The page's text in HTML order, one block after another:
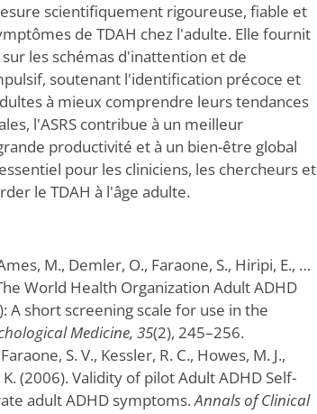
scientifiquement rigoureuse, fiable et
de TDAH chez l'adulte. Elle fournit
les schémas d'inattention et de
soutenant l'identification précoce et
à mieux comprendre leurs tendances
l'ASRS contribue à un meilleur
productivité et à un bien-être global
pour les cliniciens, les chercheurs et
le TDAH à l'âge adulte.
M., Demler, O., Faraone, S., Hiripi, E., …
World Health Organization Adult ADHD
A short screening scale for use in the
Medicine, 35(2), 245–256.
S. V., Kessler, R. C., Howes, M. J.,
(2006). Validity of pilot Adult ADHD Self-
adult ADHD symptoms.Annals of Clinical